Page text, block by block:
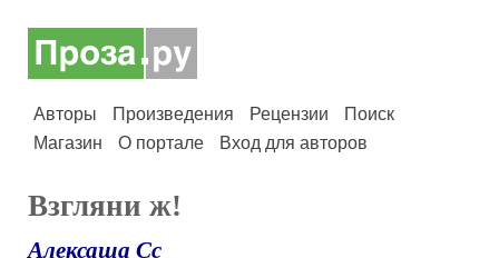
Авторы Произведения Рецензии
Поиск
Магазин
О портале Вход для авторов
Взгляни ж!
Алексаша Сс